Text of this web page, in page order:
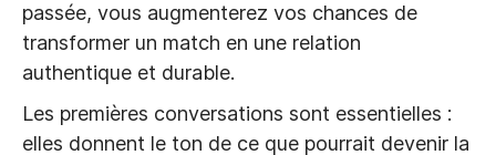
passée, vous augmenterez vos chances de
transformer un match en une relation
authentique et durable.
Les premières conversations sont essentielles :
elles donnent le ton de ce que pourrait devenir la